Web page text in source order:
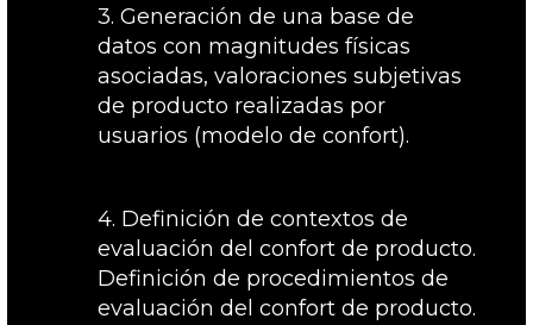
3. Generación de una base de
datos con magnitudes físicas
asociadas, valoraciones subjetivas
de producto realizadas por
usuarios (modelo de confort).
4. Definición de contextos de
evaluación del confort de producto.
Definición de procedimientos de
evaluación del confort de producto.